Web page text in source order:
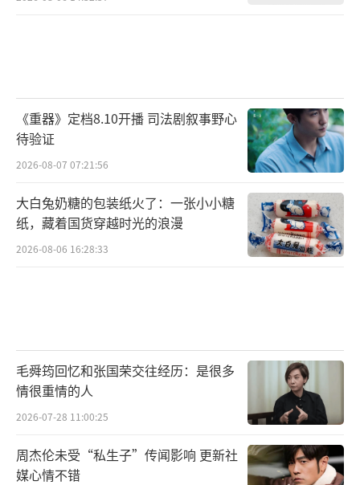
《重器》定档8.10开播 司法剧叙事野心
待验证
2026-08-07 07:21:56
大白兔奶糖的包装纸火了：一张小小糖
纸，藏着国货穿越时光的浪漫
2026-08-06 16:28:33
毛舜筠回忆和张国荣交往经历：是很多
情很重情的人
2026-07-28 11:00:25
周杰伦未受“私生子”传闻影响 更新社
媒心情不错